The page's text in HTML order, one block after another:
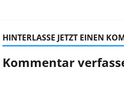
HINTERLASSE JETZT EINEN
Kommentar